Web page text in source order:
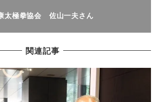
太極拳協会 佐山一夫さん
関連記事